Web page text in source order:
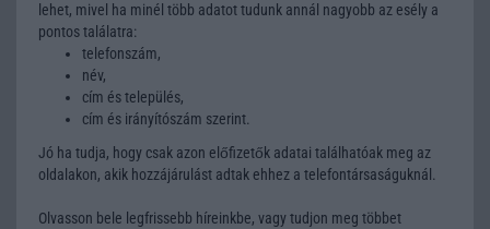
lehet, mivel ha minél több adatot tudunk annál nagyobb az esély a
pontos találatra:
telefonszám,
név,
cím és település,
cím és irányítószám szerint.
Jó ha tudja, hogy csak azon előfizetők adatai találhatóak meg az
oldalakon, akik hozzájárulást adtak ehhez a telefontársaságuknál.
Olvasson bele legfrissebb híreinkbe, vagy tudjon meg többet